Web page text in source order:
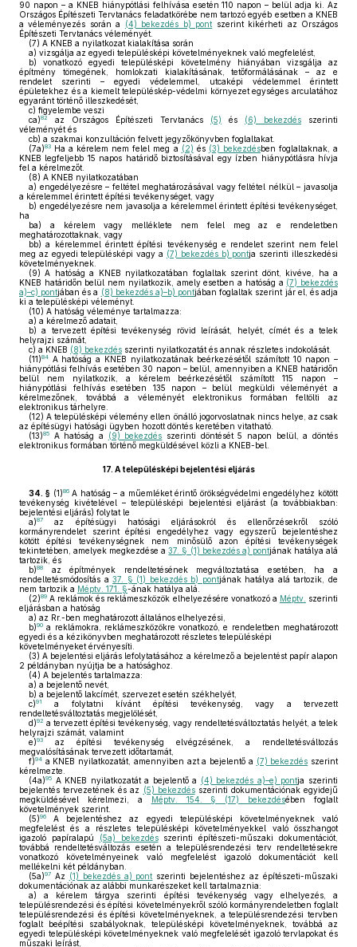
90 napon – a KNEB hiánypótlási felhívása esetén 110 napon – belül adja ki. Az
Országos Építészeti Tervtanács feladatkörébe nem tartozó egyéb esetben a KNEB
a véleményezés során a (4) bekezdés b) pont szerint kikérheti az Országos
Építészeti Tervtanács véleményét.
(7) A KNEB a nyilatkozat kialakítása során
a) vizsgálja az egyedi településképi követelményeknek való megfelelést,
b) vonatkozó egyedi településképi követelmény hiányában vizsgálja az
építmény tömegének, homlokzati kialakításának, tetőformálásának – az e
rendelet szerinti – egyedi védelemmel, utcaképi védelemmel érintett
épületekhez és a kiemelt településkép-védelmi környezet egységes arculatához
egyaránt történő illeszkedését,
c) figyelembe veszi
ca)82 az Országos Építészeti Tervtanács (5) és (6) bekezdés szerinti
véleményét és
cb) a szakmai konzultáción felvett jegyzőkönyvben foglaltakat.
(7a)83 Ha a kérelem nem felel meg a (2) és (3) bekezdésben foglaltaknak, a
KNEB legfeljebb 15 napos határidő biztosításával egy ízben hiánypótlásra hívja
fel a kérelmezőt.
(8) A KNEB nyilatkozatában
a) engedélyezésre – feltétel meghatározásával vagy feltétel nélkül – javasolja
a kérelemmel érintett építési tevékenységet, vagy
b) engedélyezésre nem javasolja a kérelemmel érintett építési tevékenységet,
ha
ba) a kérelem vagy melléklete nem felel meg az e rendeletben
meghatározottaknak, vagy
bb) a kérelemmel érintett építési tevékenység e rendelet szerint nem felel
meg az egyedi településképi vagy a (7) bekezdés b) pontja szerinti illeszkedési
követelményeknek.
(9) A hatóság a KNEB nyilatkozatában foglaltak szerint dönt, kivéve, ha a
KNEB határidőn belül nem nyilatkozik, amely esetben a hatóság a (7) bekezdés
a)–c) pontjában és a (8) bekezdés a)–b) pontjában foglaltak szerint jár el, és adja
ki a településképi véleményt.
(10) A hatóság véleménye tartalmazza:
a) a kérelmező adatait,
b) a tervezett építési tevékenység rövid leírását, helyét, címét és a telek
helyrajzi számát,
c) a KNEB (8) bekezdés szerinti nyilatkozatát és annak részletes indokolását.
(11)84 A hatóság a KNEB nyilatkozatának beérkezésétől számított 10 napon –
hiánypótlási felhívás esetében 30 napon – belül, amennyiben a KNEB határidőn
belül nem nyilatkozik, a kérelem beérkezésétől számított 115 napon –
hiánypótlási felhívás esetében 135 napon – belül megküldi véleményét a
kérelmezőnek, továbbá a véleményét elektronikus formában feltölti az
elektronikus tárhelyre.
(12) A településképi vélemény ellen önálló jogorvoslatnak nincs helye, az csak
az építésügyi hatósági ügyben hozott döntés keretében vitatható.
(13)85 A hatóság a (9) bekezdés szerinti döntését 5 napon belül, a döntés
elektronikus formában történő megküldésével közli a KNEB-bel.
17. A településképi bejelentési eljárás
34. § (1)86A hatóság – a műemléket érintő örökségvédelmi engedélyhez kötött
tevékenység kivételével – településképi bejelentési eljárást (a továbbiakban:
bejelentési eljárás) folytat le
a)87
az építésügyi hatósági eljárásokról és ellenőrzésekről szóló
kormányrendelet szerint építési engedélyhez vagy egyszerű bejelentéshez
kötött építési tevékenységnek nem minősülő azon építési tevékenységek
tekintetében, amelyek megkezdése a37. § (1) bekezdés a) pontjának hatálya alá
tartozik, és
b)88
az építmények rendeltetésének megváltoztatása esetében, ha a
rendeltetésmódosítás a37. § (1) bekezdés b) pontjának hatálya alá tartozik, de
nem tartozik a Méptv. 171. §-ának hatálya alá.
(2)89 A reklámok és reklámeszközök elhelyezésére vonatkozó a Méptv. szerinti
eljárásban a hatóság
a) az Rr.-ben meghatározott általános elhelyezési,
b)90 a reklámokra, reklámeszközökre vonatkozó, e rendeletben meghatározott
egyedi és a kézikönyvben meghatározott részletes településképi
követelményeket érvényesíti.
(3) A bejelentési eljárás lefolytatásához a kérelmező a bejelentést papír alapon
2 példányban nyújtja be a hatósághoz.
(4) A bejelentés tartalmazza:
a) a bejelentő nevét,
b) a bejelentő lakcímét, szervezet esetén székhelyét,
c)91
a folytatni kívánt építési tevékenység, vagy a tervezett
rendeltetésváltoztatás megjelölését,
d)92 a tervezett építési tevékenység, vagy rendeltetésváltoztatás helyét, a telek
helyrajzi számát, valamint
e)93
az építési tevékenység elvégzésének, a rendeltetésváltozás
megvalósításának tervezett időtartamát,
f)94 a KNEB nyilatkozatát, amennyiben azt a bejelentő a (7) bekezdés szerint
kérelmezte.
(4a)95 A KNEB nyilatkozatát a bejelentő a (4) bekezdés a)–e) pontja szerinti
bejelentés tervezetének és az (5) bekezdésszerinti dokumentációnak egyidejű
megküldésével kérelmezi, a
Méptv. 154. § (17) bekezdésében foglalt
követelmények szerint.
(5)96
A bejelentéshez az egyedi településképi követelményeknek való
megfelelést és a részletes településképi követelményekkel való összhangot
igazoló papíralapú
(5a) bekezdésszerinti építészeti-műszaki dokumentációt,
továbbá rendeltetésváltozás esetén a településrendezési terv rendeltetésekre
vonatkozó követelményeinek való megfelelést igazoló dokumentációt kell
mellékelni két példányban.
(5a)97 Az (1) bekezdés a) pont szerinti bejelentéshez az építészeti-műszaki
dokumentációnak az alábbi munkarészeket kell tartalmaznia:
a) a kérelem tárgya szerinti építési tevékenység vagy elhelyezés, a
településrendezési és építési követelményekről szóló kormányrendeletben foglalt
településrendezési és építési követelményeknek, a településrendezési tervben
foglalt beépítési szabályoknak, településképi követelményeknek, továbbá az
egyedi településképi követelményeknek való megfelelését igazoló tervlapokat és
műszaki leírást,